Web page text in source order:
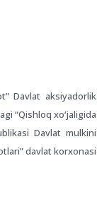
Davlat aksiyadorlik
“Qishloq xo‘jaligida
Davlat mulkini
davlat korxonasi